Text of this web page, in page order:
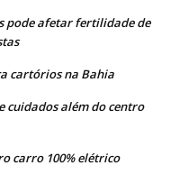
pode afetar fertilidade de
cartórios na Bahia
cuidados além do centro
carro 100% elétrico